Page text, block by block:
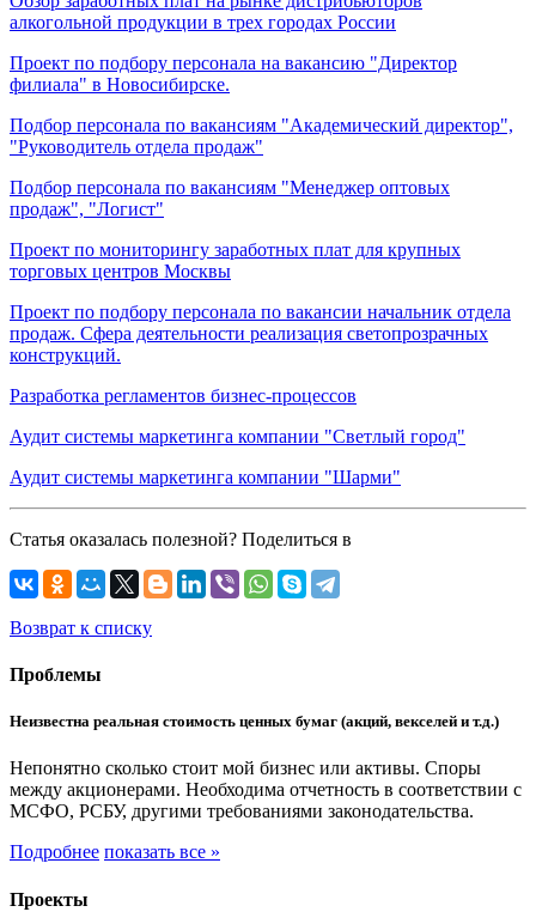
алкогольной продукции в трех городах России
Проект по подбору персонала на вакансию "Директор
филиала" в Новосибирске.
Подбор персонала по вакансиям "Академический директор",
"Руководитель отдела продаж"
Подбор персонала по вакансиям "Менеджер оптовых
продаж", "Логист"
Проект по мониторингу заработных плат для крупных
торговых центров Москвы
Проект по подбору персонала по вакансии начальник отдела
продаж. Сфера деятельности реализация светопрозрачных
конструкций.
Разработка регламентов бизнес-процессов
Аудит системы маркетинга компании "Светлый город"
Аудит системы маркетинга компании "Шарми"
Статья оказалась полезной? Поделиться в
Возврат к списку
Проблемы
Неизвестна реальная стоимость ценных бумаг (акций, векселей и т.д.)
Непонятно сколько стоит мой бизнес или активы. Споры
между акционерами. Необходима отчетность в соответствии с
МСФО, РСБУ, другими требованиями законодательства.
Подробнее показать все »
Проекты